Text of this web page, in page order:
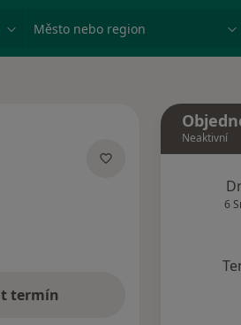
Město nebo region
termín
Neaktivní
6